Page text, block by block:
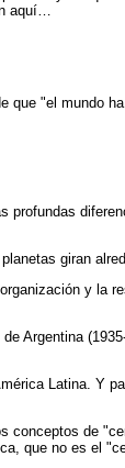
aquí…
que "el mundo
profundas
giran
y la
Argentina
Latina. Y
conceptos de
que no es el